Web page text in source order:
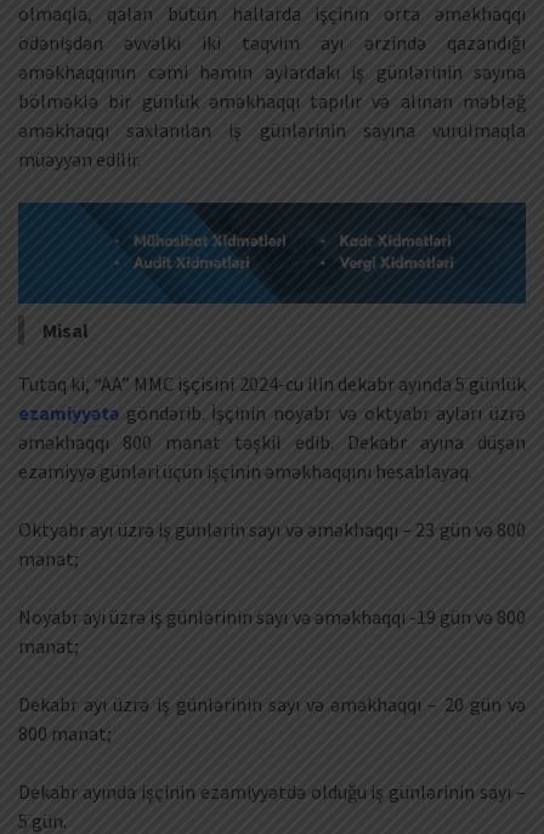
olmaqla, qalan bütün hallarda işçinin orta əməkhaqqı
ödənişdən əvvəlki iki təqvim ayı ərzində qazandığı
əməkhaqqının cəmi həmin aylardakı iş günlərinin sayına
bölməklə bir günlük əməkhaqqı tapılır və alınan məbləğ
əməkhaqqı saxlanılan iş günlərinin sayına vurulmaqla
müəyyən edilir.
Misal
Tutaq ki, “AA” MMC işçisini 2024-cu ilin dekabr ayında 5 günlük
ezamiyyətə göndərib. İşçinin noyabr və oktyabr ayları üzrə
əməkhaqqı 800 manat təşkil edib. Dekabr ayına düşən
ezamiyyə günləri üçün işçinin əməkhaqqını hesablayaq.
Oktyabr ayı üzrə iş günlərin sayı və əməkhaqqı – 23 gün və 800
manat;
Noyabr ayı üzrə iş günlərinin sayı və əməkhaqqı -19 gün və 800
manat;
Dekabr ayı üzrə iş günlərinin sayı və əməkhaqqı – 20 gün və
800 manat;
Dekabr ayında işçinin ezamiyyətdə olduğu iş günlərinin sayı –
5 gün.